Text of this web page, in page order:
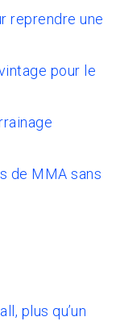
reprendre une
pour le
de MMA sans
plus qu’un